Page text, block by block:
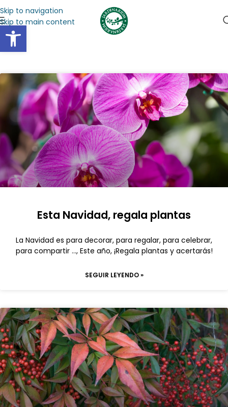
Abrir barra de herramientas
Skip to navigation
Skip to main content
Esta Navidad, regala plantas
La Navidad es para decorar, para regalar, para celebrar,
para compartir …, Este año, ¡Regala plantas y acertarás!
SEGUIR LEYENDO »